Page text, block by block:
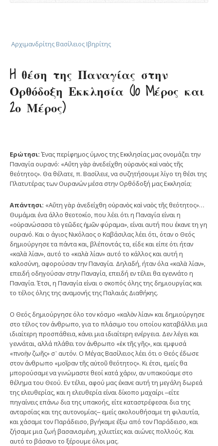
Αρχιμανδρίτης Βασίλειος Ιβηρίτης
H θέση της Παναγίας στην
Ορθόδοξη Εκκλησία (1o Mέρος και
2ο Μέρος)
Ερώτησι:Ένας περίφημος ύμνος της Εκκλησίας μας ονομάζει την
Παναγία ουρανό: «Αὕτη γὰρ ἀνεδείχθη οὐρανὸς καὶ ναὸς τῆς
θεότητος». Θα θέλατε, π. Βασίλειε, να συζητήσουμε λίγο τη θέσι της
Πλατυτέρας των Ουρανών μέσα στην Ορθόδοξή μας Εκκλησία;
Απάντησι: «Αὕτη γὰρ ἀνεδείχθη οὐρανὸς καὶ ναὸς τῆς θεότητος»…
Θυμάμαι ένα άλλο θεοτοκίο, που λέει ότι η Παναγία είναι η
«οὐρανώσασα τὸ γεῶδες ἡμῶν φύραμα», είναι αυτή που έκανε τη γη
ουρανό. Και ο άγιος Νικόλαος ο Καβάσιλας λέει ότι, όταν ο Θεός
δημιούργησε τα πάντα και, βλέποντάς τα, είδε και είπε ότι ήταν
«καλὰ λίαν», αυτό το «καλὰ λίαν» αυτό το κάλλος και αυτή η
καλοσύνη, αφορούσαν την Παναγία. Δηλαδή, ήταν όλα «καλὰ λίαν»,
επειδή οδηγούσαν στην Παναγία, επειδή εν τέλει θα εγεννάτο η
Παναγία. Έτσι, η Παναγία είναι ο σκοπός όλης της δημιουργίας και
το τέλος όλης της αναμονής της Παλαιάς Διαθήκης.
Ο Θεός δημιούργησε όλο τον κόσμο «καλὸν λίαν» και δημιούργησε
στο τέλος τον άνθρωπο, για το πλάσιμο του οποίου καταβάλλει μια
ιδιαίτερη προσπάθεια, κάνει μια ιδιαίτερη ενέργεια. Δεν λέγει και
γεννάται, αλλά πλάθει τον άνθρωπο «ἐκ τῆς γῆς», και εμφυσά
«πνοὴν ζωῆς» σ᾿ αυτόν. Ο Μέγας Βασίλειος λέει ότι ο Θεός έδωσε
στον άνθρωπο «μοῖραν τῆς αὐτοῦ θεότητος». Κι έτσι, εμείς θα
μπορούσαμε να γινώμαστε θεοί κατά χάριν, αν υπακούαμε στο
θέλημα του Θεού. Εν τέλει, αφού μας έκανε αυτή τη μεγάλη δωρεά
της ελευθερίας, και η ελευθερία είναι δίκοπο μαχαίρι ‒είτε
πηγαίνεις επάνω δια της υπακοής, είτε καταστρέφεσαι δια της
ανταρσίας και της αυτονομίας‒ εμείς ακολουθήσαμε τη φιλαυτία,
και χάσαμε τον Παράδεισο, βγήκαμε έξω από τον Παράδεισο, και
ζήσαμε μια ζωή βασανισμένη, χιλιετίες και αιώνες πολλούς. Και
αυτό το βάσανο το ξέρουμε όλοι μας.